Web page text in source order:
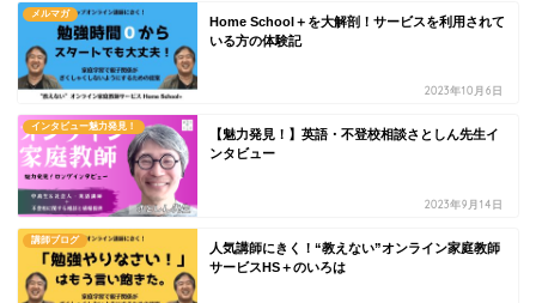
メルマガ
Home School＋を大解剖！サービスを利用されて
いる方の体験記
2023年10月6日
インタビュー魅力発見！
【魅力発見！】英語・不登校相談さとしん先生イ
ンタビュー
2023年9月14日
講師ブログ
人気講師にきく！“教えない”オンライン家庭教師
サービスHS＋のいろは